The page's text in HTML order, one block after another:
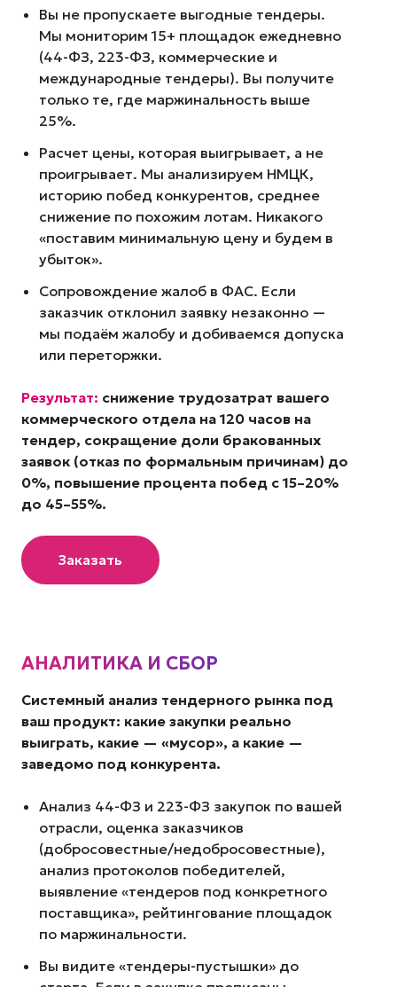
Вы не пропускаете выгодные тендеры.
Мы мониторим 15+ площадок ежедневно
(44-ФЗ, 223-ФЗ, коммерческие и
международные тендеры). Вы получите
только те, где маржинальность выше
25%.
Расчет цены, которая выигрывает, а не
проигрывает. Мы анализируем НМЦК,
историю побед конкурентов, среднее
снижение по похожим лотам. Никакого
«поставим минимальную цену и будем в
убыток».
Сопровождение жалоб в ФАС. Если
заказчик отклонил заявку незаконно —
мы подаём жалобу и добиваемся допуска
или переторжки.
Результат: снижение трудозатрат вашего
коммерческого отдела на 120 часов на
тендер, сокращение доли бракованных
заявок (отказ по формальным причинам) до
0%, повышение процента побед с 15–20%
до 45–55%.
Заказать
АНАЛИТИКА И СБОР
Системный анализ тендерного рынка под
ваш продукт: какие закупки реально
выиграть, какие — «мусор», а какие —
заведомо под конкурента.
Анализ 44-ФЗ и 223-ФЗ закупок по вашей
отрасли, оценка заказчиков
(добросовестные/недобросовестные),
анализ протоколов победителей,
выявление «тендеров под конкретного
поставщика», рейтингование площадок
по маржинальности.
Вы видите «тендеры-пустышки» до